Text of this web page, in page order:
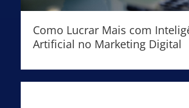
Como Lucrar Mais com
Artificial no Marketing Digital